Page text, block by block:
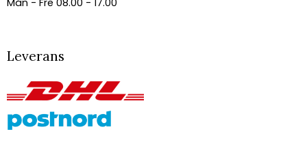
Mån - Fre 08.00 - 17.00
Leverans